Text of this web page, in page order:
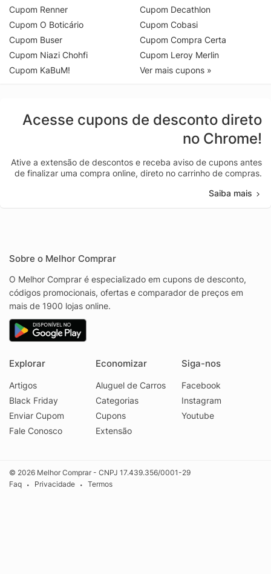
Cupom Renner
Cupom O Boticário
Cupom Buser
Cupom Niazi Chohfi
Cupom KaBuM!
Cupom Decathlon
Cupom Cobasi
Cupom Compra Certa
Cupom Leroy Merlin
Ver mais cupons »
Acesse cupons de desconto direto
no Chrome!
Ative a extensão de descontos e receba aviso de cupons antes
de finalizar uma compra online, direto no carrinho de compras.
Saiba mais
Sobre o Melhor Comprar
O Melhor Comprar é especializado em cupons de desconto,
códigos promocionais, ofertas e comparador de preços em
mais de 1900 lojas online.
Explorar
Artigos
Black Friday
Enviar Cupom
Fale Conosco
Economizar
Aluguel de Carros
Categorias
Cupons
Extensão
Siga-nos
Facebook
Instagram
Youtube
© 2026 Melhor Comprar - CNPJ 17.439.356/0001-29
Faq
• Privacidade • Termos